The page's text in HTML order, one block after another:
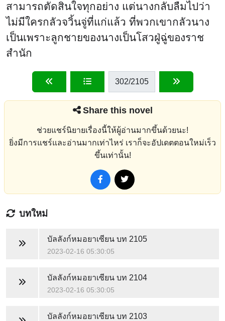
สามารถตัดสินใจทุกอย่าง แต่นางกลับลืมไปว่า
ไม่มีใครกลัวจวิ้นจู่ที่แก่แล้ว ที่พวกเขากลัวนาง
เป็นเพราะลูกชายของนางเป็นโสวฝู่ฉู่ของราช
สำนัก
302/2105
Share this novel
ช่วยแชร์นิยายเรื่องนี้ให้ผู้อ่านมากขึ้นด้วยนะ!
ยิ่งมีการแชร์และอ่านมากเท่าไหร่ เราก็จะอัปเดตตอนใหม่เร็ว
ขึ้นเท่านั้น!
บทใหม่
บัลลังก์หมอยาเซียนบท 2105
2023-02-16 05:30:05
บัลลังก์หมอยาเซียนบท 2104
2023-02-16 05:30:05
บัลลังก์หมอยาเซียนบท 2103